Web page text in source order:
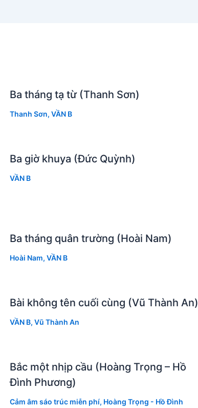
Ba tháng tạ từ (Thanh Sơn)
Thanh Sơn, VẦN B
Ba giờ khuya (Đức Quỳnh)
VẦN B
Ba tháng quân trường (Hoài Nam)
Hoài Nam, VẦN B
Bài không tên cuối cùng (Vũ Thành An)
VẦN B, Vũ Thành An
Bắc một nhịp cầu (Hoàng Trọng – Hồ
Đình Phương)
Cảm âm sáo trúc miễn phí, Hoàng Trọng - Hồ Đình